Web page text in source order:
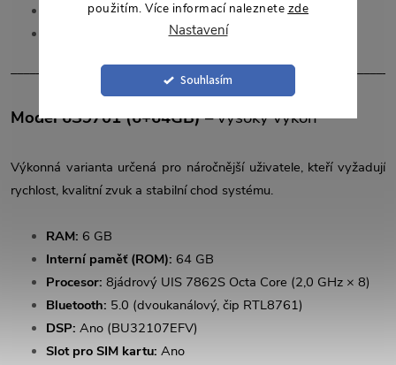
použitím. Více informací naleznete zde
Nastavení
Souhlasím
Počet USB vstupů:3
TSC4745 se zesilovačem TDA7388
Model 6S9701 (6+64GB)– vysoký výkon
Výkonná varianta určená pro náročnější uživatele, kteří vyžadují
rychlost, kvalitní zvuk a stabilní chod systému.
RAM: 6 GB
Interní paměť (ROM): 64 GB
Procesor: 8jádrový UIS 7862S Octa Core (2,0 GHz × 8)
Bluetooth: 5.0 (dvoukanálový, čip RTL8761)
DSP: Ano (BU32107EFV)
Slot pro SIM kartu: Ano